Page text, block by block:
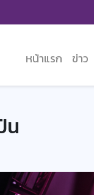
หน้าแรก ข่าว
น